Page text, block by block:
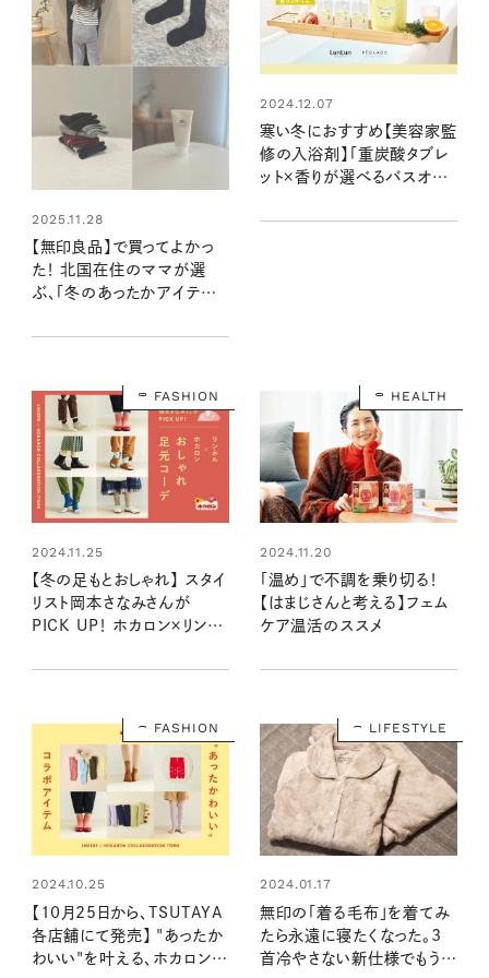
2025.11.28
【無印良品】で買ってよかっ
た！ 北国在住のママが選
ぶ、「冬のあったかアイテム3
2024.12.07
寒い冬におすすめ【美容家監
修の入浴剤】「重炭酸タブレ
ット×香りが選べるバスオイ
FASHION
2024.11.25
【冬の足もとおしゃれ】 スタイ
リスト岡本さなみさんが
PICK UP！ ホカロン×リンネ
ート
HEALTH
2024.11.20
「温め」で不調を乗り切る！
【はまじさんと考える】フェム
ケア温活のススメ
FASHION
2024.10.25
【10月25日から、TSUTAYA
各店舗にて発売】 "あったか
わいい"を叶える、ホカロン×
LIFESTYLE
2024.01.17
無印の「着る毛布」を着てみ
たら永遠に寝たくなった。3
首冷やさない新仕様でもう手